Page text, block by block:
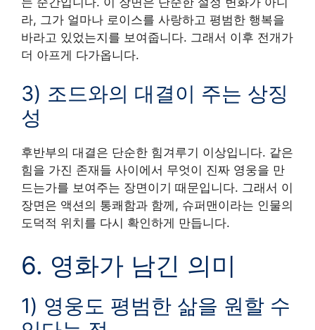
라, 그가 얼마나 로이스를 사랑하고 평범한 행복을
바라고 있었는지를 보여줍니다. 그래서 이후 전개가
더 아프게 다가옵니다.
3) 조드와의 대결이 주는 상징
성
후반부의 대결은 단순한 힘겨루기 이상입니다. 같은
힘을 가진 존재들 사이에서 무엇이 진짜 영웅을 만
드는가를 보여주는 장면이기 때문입니다. 그래서 이
장면은 액션의 통쾌함과 함께, 슈퍼맨이라는 인물의
도덕적 위치를 다시 확인하게 만듭니다.
6. 영화가 남긴 의미
1) 영웅도 평범한 삶을 원할 수